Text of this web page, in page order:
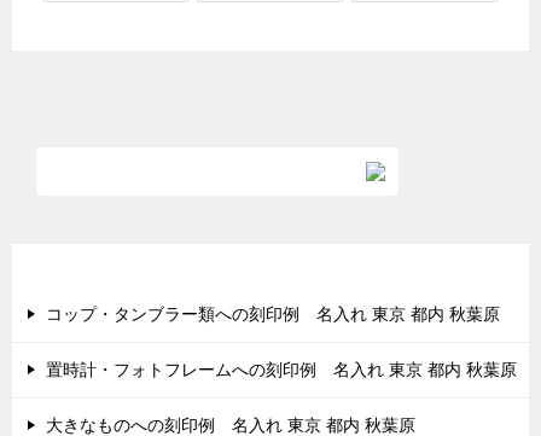
コップ・タンブラー類への刻印例 名入れ 東京 都内 秋葉原
置時計・フォトフレームへの刻印例 名入れ 東京 都内 秋葉原
大きなものへの刻印例 名入れ 東京 都内 秋葉原